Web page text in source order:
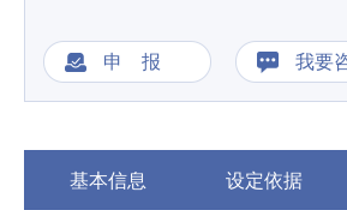
申 报 我要
基本信息 设定依据